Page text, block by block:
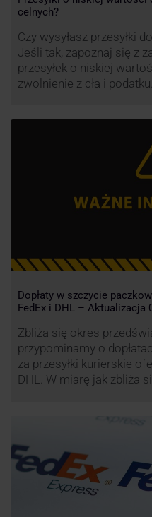
celnych?
Czy wysyłasz przesyłki
Jeśli tak, zapoznaj się z
przesyłek o niskiej
zwolnienie z cła i podatku.
Dopłaty w szczycie
FedEx i DHL – Aktualizacja
Zbliża się okres
przypominamy o
za przesyłki kurierskie
DHL. W miarę jak zbliża
efektywności
wysokiego poziomu
przewoźnik UPS